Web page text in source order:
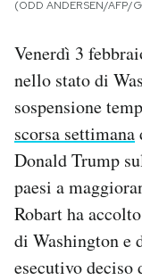
CALENDARIO
AREA
Newsletter
Notifiche
Regala il Post
Hai bisogno di
(ODD ANDERSEN/AFP/
Venerdì 3
nello stato di
sospensione
scorsa settimana
Donald Trump
paesi a
Robart ha
di Washington e
esecutivo deciso